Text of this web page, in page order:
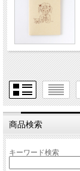
商品検索
キーワード検索